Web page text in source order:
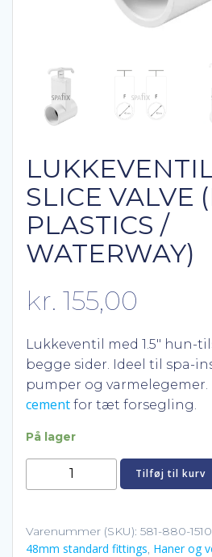
SLICE VALVE
PLASTICS /
WATERWAY)
kr. 155,00
Lukkeventil med 1.5″ hun-
begge sider. Ideel til spa-
pumper og varmelegemer.
cement for tæt forsegling.
På lager
Lukkeventil
1.5"
–
Slice
Tilføj til kurv
Varenummer (SKU): 581-880-1510
48mm standard fittings, Haner og